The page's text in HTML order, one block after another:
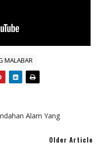
MALABAR
Alam Yang
Older Article